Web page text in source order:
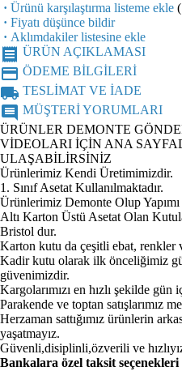
· Ürünü karşılaştırma listeme ekle (
· Fiyatı düşünce bildir
· Aklımdakiler listesine ekle
receipt ÜRÜN AÇIKLAMASI
credit_card ÖDEME BİLGİLERİ
local_shipping TESLİMAT VE İADE
comment MÜŞTERİ YORUMLARI
ÜRÜNLER DEMONTE
VİDEOLARI İÇİN ANA
ULAŞABİLİRSİNİZ
Ürünlerimiz Kendi Üretimimizdir.
1. Sınıf Asetat Kullanılmaktadır.
Ürünlerimiz Demonte Olup
Altı Karton Üstü Asetat Olan
Bristol dur.
Karton kutu da çeşitli ebat, renkler
Kadir kutu olarak ilk önceliğimiz
güvenimizdir.
Kargolarımızı en hızlı şekilde gün
Parakende ve toptan satışlarımız
Herzaman sattığımız ürünlerin
yaşatmayız.
Güvenli,disiplinli,özverili ve
Bankalara özel taksit seçenekleri